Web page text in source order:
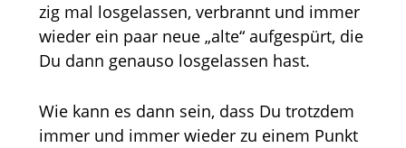
zig mal losgelassen, verbrannt und immer
wieder ein paar neue „alte“ aufgespürt, die
Du dann genauso losgelassen hast.
Wie kann es dann sein, dass Du trotzdem
immer und immer wieder zu einem Punkt